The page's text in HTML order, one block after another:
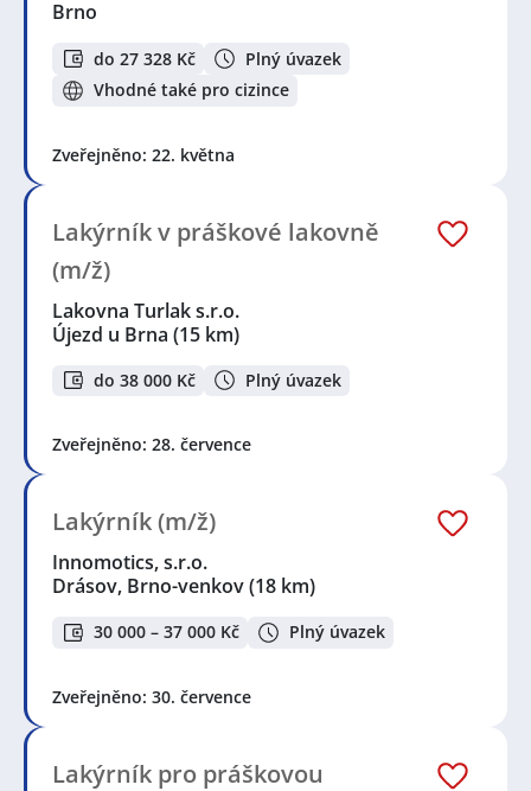
Brno
do 27 328 Kč
Plný úvazek
Vhodné také pro cizince
Zveřejněno: 22. května
Lakýrník v práškové lakovně
(m/ž)
Lakovna Turlak s.r.o.
Újezd u Brna (15 km)
do 38 000 Kč Plný úvazek
Zveřejněno: 28. července
Lakýrník (m/ž)
Innomotics, s.r.o.
Drásov, Brno-venkov(18 km)
30 000 – 37 000 Kč Plný úvazek
Zveřejněno: 30. července
Lakýrník pro práškovou